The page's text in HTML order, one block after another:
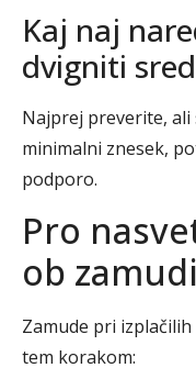
Kaj naj
dvigniti
Najprej preverite,
minimalni znesek,
podporo.
Pro
ob
Zamude pri
tem korakom: